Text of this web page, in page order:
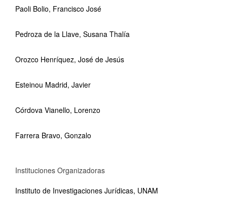
Paoli Bolio, Francisco José
Pedroza de la Llave, Susana Thalía
Orozco Henríquez, José de Jesús
Esteinou Madrid, Javier
Córdova Vianello, Lorenzo
Farrera Bravo, Gonzalo
Instituciones Organizadoras
Instituto de Investigaciones Jurídicas, UNAM